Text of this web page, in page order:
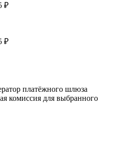
₽
₽
платёжного шлюза
комиссия для выбранного